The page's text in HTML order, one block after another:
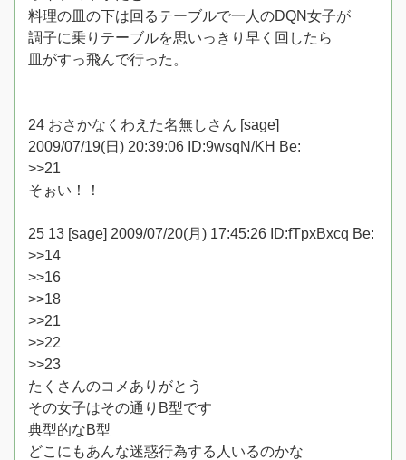
料理の皿の下は回るテーブルで一人のDQN女子が
調子に乗りテーブルを思いっきり早く回したら
皿がすっ飛んで行った。
24 おさかなくわえた名無しさん [sage]
2009/07/19(日) 20:39:06 ID:9wsqN/KH Be:
>>21
そぉい！！
25 13 [sage] 2009/07/20(月) 17:45:26 ID:fTpxBxcq Be:
>>14
>>16
>>18
>>21
>>22
>>23
たくさんのコメありがとう
その女子はその通りB型です
典型的なB型
どこにもあんな迷惑行為する人いるのかな